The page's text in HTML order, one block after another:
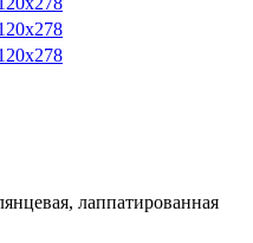
лаппатированная